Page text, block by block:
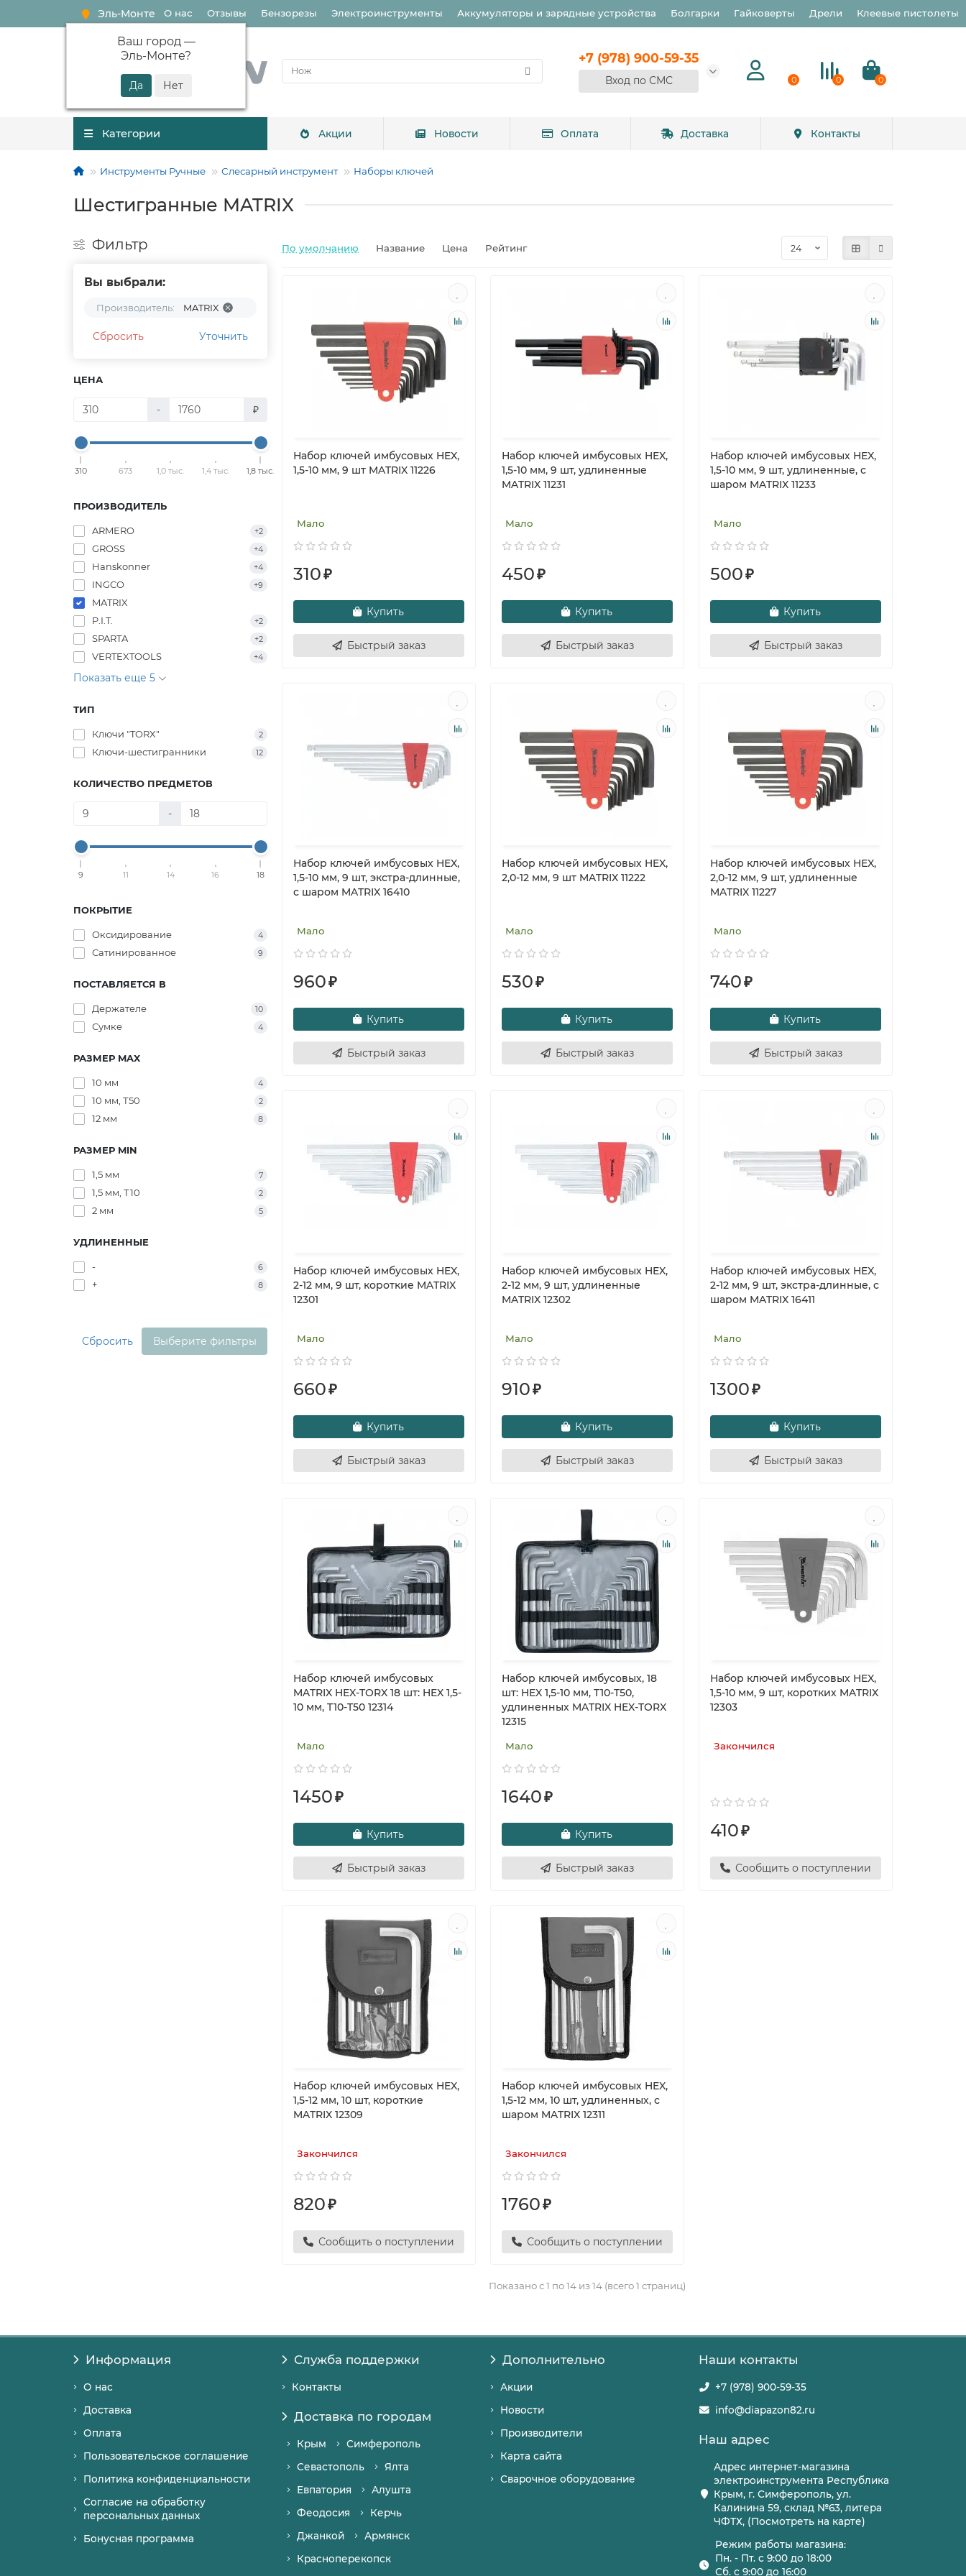
Эль-Монте
Ваш город —
Эль-Монте?
О нас Отзывы Бензорезы Электроинструменты Аккумуляторы и зарядные устройства Болгарки Гайковерты Дрели Клеевые пистолеты
+7 (978) 900-59-35
Вход по СМС 0 0 0
Категории Акции Новости Оплата Доставка Контакты
Инструменты Ручные Слесарный инструмент Наборы ключей
Шестигранные MATRIX
Фильтр
Вы выбрали:
Производитель: MATRIX
Сбросить Уточнить
ЦЕНА
- ₽
310 673 1,0 тыс. 1,4 тыс. 1,8 тыс.
ПРОИЗВОДИТЕЛЬ
ARMERO +2
GROSS +4
Hanskonner +4
INGCO +9
MATRIX
P.I.T.
+2
SPARTA +2
VERTEXTOOLS +4
Показать еще 5
ТИП
Ключи "TORX" 2
Ключи-шестигранники 12
КОЛИЧЕСТВО ПРЕДМЕТОВ
-
9 11 14 16 18
ПОКРЫТИЕ
Оксидирование 4
Сатинированное 9
ПОСТАВЛЯЕТСЯ В
Держателе 10
Сумке 4
РАЗМЕР MAX
10 мм 4
10 мм, Т50 2
12 мм 8
РАЗМЕР MIN
1,5 мм 7
1,5 мм, Т10 2
2 мм 5
УДЛИНЕННЫЕ
- 6
+ 8
Сбросить Выберите фильтры
По умолчанию Название Цена Рейтинг
Набор ключей имбусовых HEX,
1,5-10 мм, 9 шт MATRIX 11226
Мало
310₽
Купить
Быстрый заказ
Набор ключей имбусовых HEX,
1,5-10 мм, 9 шт, удлиненные
MATRIX 11231
Мало
450₽
Купить
Быстрый заказ
Набор ключей имбусовых HEX,
1,5-10 мм, 9 шт, удлиненные, с
шаром MATRIX 11233
Мало
500₽
Купить
Быстрый заказ
Набор ключей имбусовых HEX,
1,5-10 мм, 9 шт, экстра-длинные,
c шаром MATRIX 16410
Мало
960₽
Купить
Быстрый заказ
Набор ключей имбусовых HEX,
2,0-12 мм, 9 шт MATRIX 11222
Мало
530₽
Купить
Быстрый заказ
Набор ключей имбусовых HEX,
2,0-12 мм, 9 шт, удлиненные
MATRIX 11227
Мало
740₽
Купить
Быстрый заказ
Набор ключей имбусовых HEX,
2-12 мм, 9 шт, короткие MATRIX
12301
Мало
660₽
Купить
Быстрый заказ
Набор ключей имбусовых HEX,
2-12 мм, 9 шт, удлиненные
MATRIX 12302
Мало
910₽
Купить
Быстрый заказ
Набор ключей имбусовых HEX,
2-12 мм, 9 шт, экстра-длинные, c
шаром MATRIX 16411
Мало
1300₽
Купить
Быстрый заказ
Набор ключей имбусовых
MATRIX HEX-TORX 18 шт: HEX 1,5-
10 мм, T10-T50 12314
Мало
1450₽
Купить
Быстрый заказ
Набор ключей имбусовых, 18
шт: HEX 1,5-10 мм, T10-T50,
удлиненных MATRIX HEX-TORX
12315
Мало
1640₽
Купить
Быстрый заказ
Набор ключей имбусовых HEX,
1,5-10 мм, 9 шт, коротких MATRIX
12303
Закончился
410₽
Сообщить о поступлении
Набор ключей имбусовых HEX,
1,5-12 мм, 10 шт, короткие
MATRIX 12309
Закончился
820₽
Сообщить о поступлении
Набор ключей имбусовых HEX,
1,5-12 мм, 10 шт, удлиненных, с
шаром MATRIX 12311
Закончился
1760₽
Сообщить о поступлении
Показано с 1 по 14 из 14 (всего 1 страниц)
Информация
О нас
Доставка
Оплата
Пользовательское соглашение
Политика конфиденциальности
Согласие на обработку
персональных данных
Бонусная программа
Служба поддержки
Контакты
Доставка по городам
Крым
Симферополь
Севастополь
Ялта
Евпатория
Алушта
Феодосия
Керчь
Джанкой
Армянск
Красноперекопск
Дополнительно
Акции
Новости
Производители
Карта сайта
Сварочное оборудование
Наши контакты
+7 (978) 900-59-35
info@diapazon82.ru
Наш адрес
Адрес интернет-магазина
электроинструмента Республика
Крым, г. Симферополь, ул.
Калинина 59, склад №63, литера
ЧФТХ, (Посмотреть на карте)
Режим работы магазина:
Пн. - Пт. с 9:00 до 18:00
Сб. с 9:00 до 16:00